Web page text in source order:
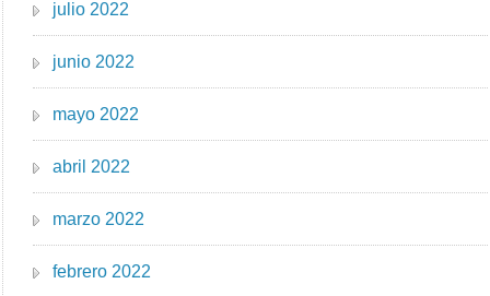
julio 2022
junio 2022
mayo 2022
abril 2022
marzo 2022
febrero 2022